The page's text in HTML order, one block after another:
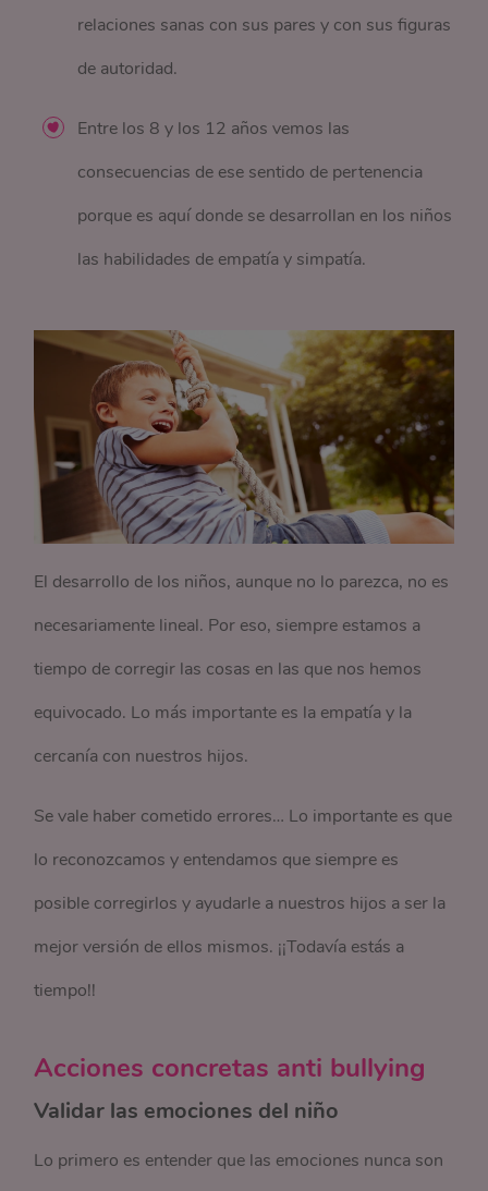
relaciones sanas con sus pares y con sus figuras
de autoridad.
Entre los 8 y los 12 años vemos las
consecuencias de ese sentido de pertenencia
porque es aquí donde se desarrollan en los niños
las habilidades de empatía y simpatía.
El desarrollo de los niños, aunque no lo parezca, no es
necesariamente lineal. Por eso, siempre estamos a
tiempo de corregir las cosas en las que nos hemos
equivocado. Lo más importante es la empatía y la
cercanía con nuestros hijos.
Se vale haber cometido errores… Lo importante es que
lo reconozcamos y entendamos que siempre es
posible corregirlos y ayudarle a nuestros hijos a ser la
mejor versión de ellos mismos. ¡¡Todavía estás a
tiempo!!
Acciones concretas anti bullying
Validar las emociones del niño
Lo primero es entender que las emociones nunca son